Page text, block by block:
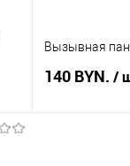
Вызывная
140 BYN. /